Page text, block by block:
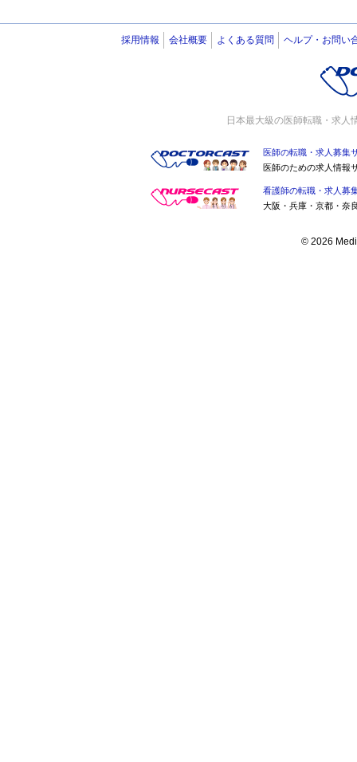
採用情報 会社概要 よくある質問 ヘルプ・お問い
日本最大級の医師転職・求人
医師の転職・求人募集
医師のための求人情報
看護師の転職・求人募
大阪・兵庫・京都・奈
© 2026